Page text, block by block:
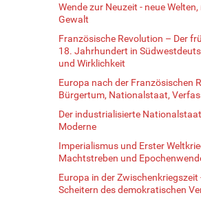
Wende zur Neuzeit - neue
Gewalt
Französische Revolution – Der
18. Jahrhundert in
und Wirklichkeit
Europa nach der Französischen
Bürgertum, Nationalstaat,
Der industrialisierte
Moderne
Imperialismus und Erster
Machtstreben und
Europa in der Zwischenkriegszeit
Scheitern des demokratischen